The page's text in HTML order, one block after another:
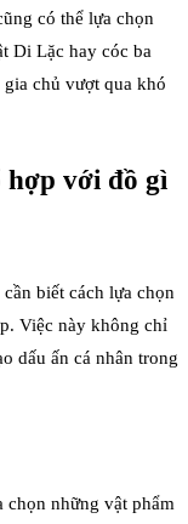
có thể lựa chọn
Di Lặc hay cóc ba
chủ vượt qua khó
với đồ gì
biết cách lựa chọn
Việc này không chỉ
dấu ấn cá nhân trong
những vật phẩm